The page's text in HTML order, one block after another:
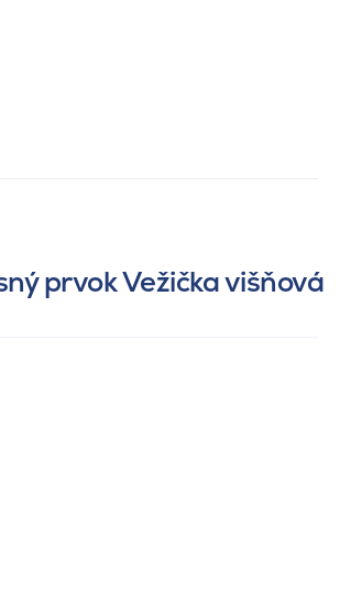
prvok Vežička višňová